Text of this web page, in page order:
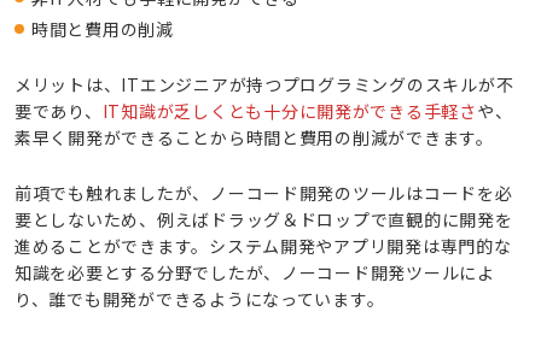
時間と費用の削減
メリットは、ITエンジニアが持つプログラミングのスキルが不
要であり、 IT知識が乏しくとも十分に開発ができる手軽さや、
素早く開発ができることから時間と費用の削減ができます。
前項でも触れましたが、ノーコード開発のツールはコードを必
要としないため、例えばドラッグ＆ドロップで直観的に開発を
進めることができます。システム開発やアプリ開発は専門的な
知識を必要とする分野でしたが、ノーコード開発ツールによ
り、誰でも開発ができるようになっています。